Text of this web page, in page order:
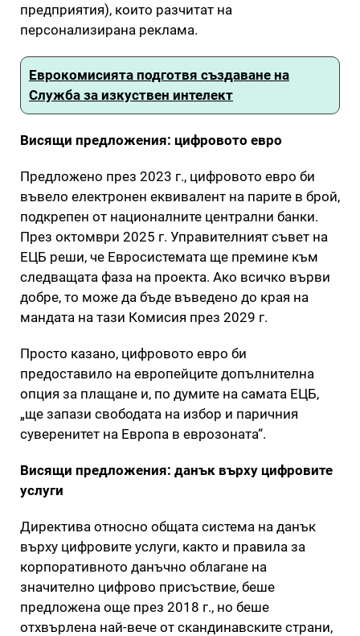
предприятия), които разчитат на
персонализирана реклама.
Еврокомисията подготвя създаване на
Служба за изкуствен интелект
Висящи предложения: цифровото евро
Предложено през 2023 г., цифровото евро би
въвело електронен еквивалент на парите в брой,
подкрепен от националните централни банки.
През октомври 2025 г. Управителният съвет на
ЕЦБ реши, че Евросистемата ще премине към
следващата фаза на проекта. Ако всичко върви
добре, то може да бъде въведено до края на
мандата на тази Комисия през 2029 г.
Просто казано, цифровото евро би
предоставило на европейците допълнителна
опция за плащане и, по думите на самата ЕЦБ,
„ще запази свободата на избор и паричния
суверенитет на Европа в еврозоната“.
Висящи предложения: данък върху цифровите
услуги
Директива относно общата система на данък
върху цифровите услуги, както и правила за
корпоративното данъчно облагане на
значително цифрово присъствие, беше
предложена още през 2018 г., но беше
отхвърлена най-вече от скандинавските страни,